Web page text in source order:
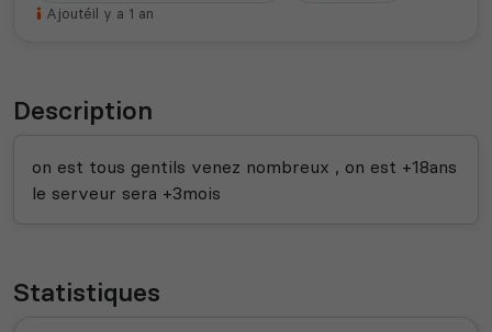
Ajoutéil y a 1 an
Description
on est tous gentils venez nombreux , on est +18ans
le serveur sera +3mois
Statistiques